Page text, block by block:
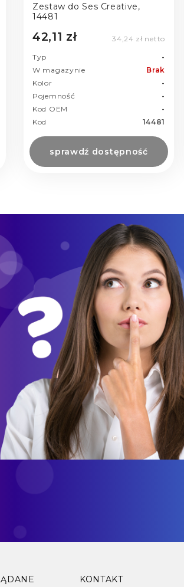
Zestaw do Ses Creative,
14481
42,11 zł 34,24 zł netto
Typ
-
W magazynie
Brak
Kolor
-
Pojemność
-
Kod OEM
-
Kod
14481
sprawdź dostępność
KONTAKT